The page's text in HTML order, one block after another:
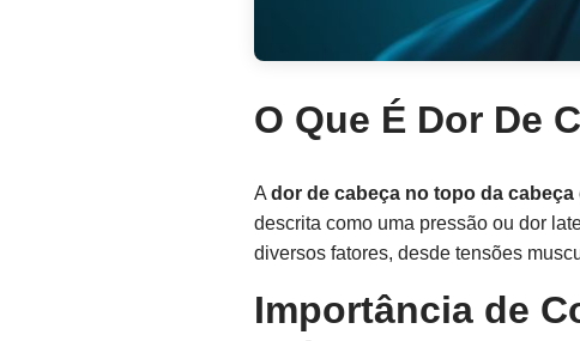
O Que É Dor De
A dor de cabeça no topo da cabeça
descrita como uma pressão ou dor
diversos fatores, desde tensões
Importância de